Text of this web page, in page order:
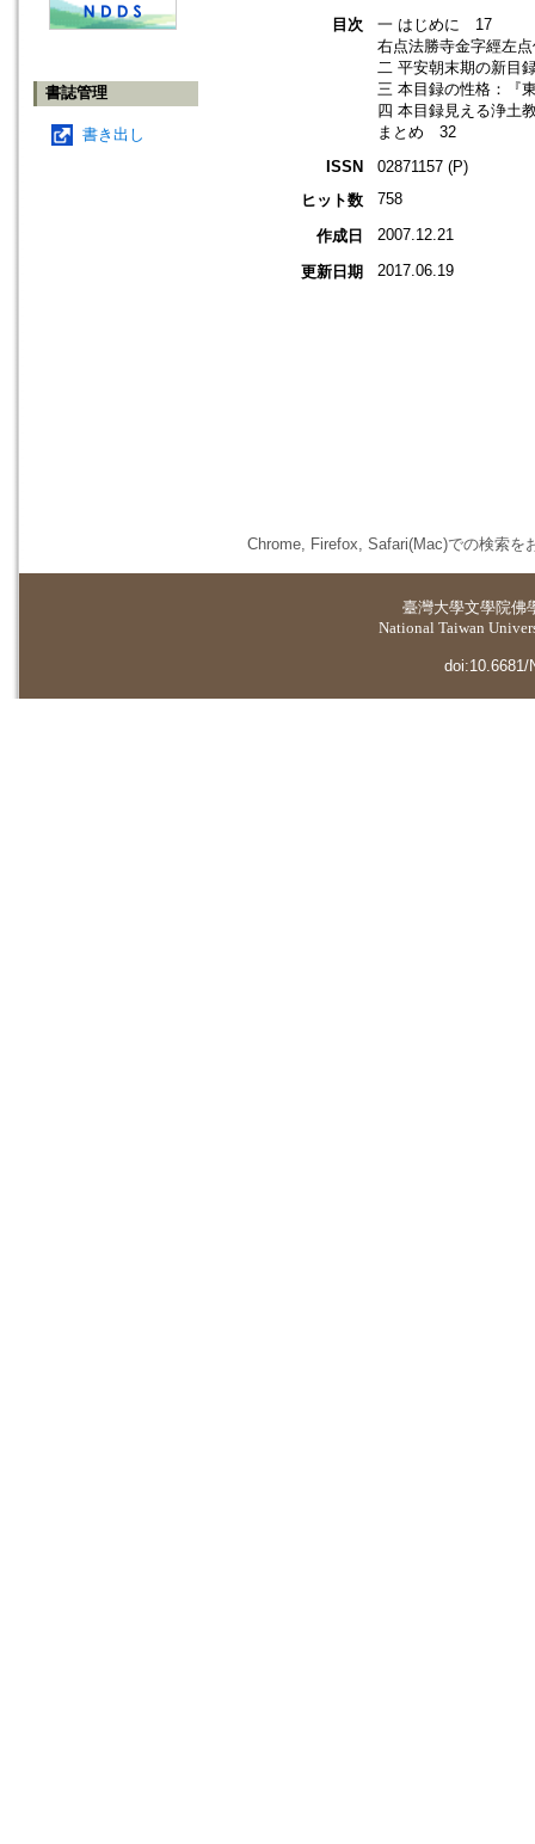
書誌管理
書き出し
目次
一 はじめに 17
右点法勝寺金字經左
二 平安朝末期の新目
三 本目録の性格：『
四 本目録見える浄土
まとめ 32
ISSN
02871157 (P)
ヒット数
758
作成日 2007.12.21
更新日期 2017.06.19
Chrome, Firefox, Safari(Mac)での検索を
臺灣大學文學院佛
National Taiwan
doi:10.6681/